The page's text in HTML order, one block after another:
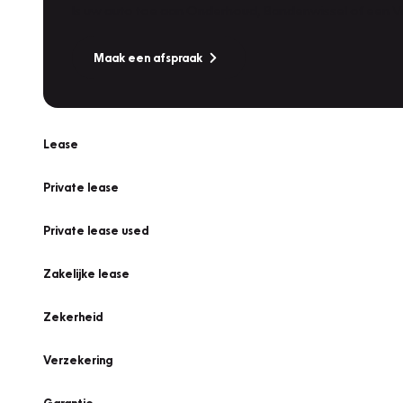
Maak een afspraak
Lease
Private lease
Private lease used
Zakelijke lease
Zekerheid
Verzekering